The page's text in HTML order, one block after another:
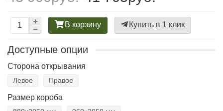
В корзину Купить в 1 клик
Доступные опции
Сторона открывания
Левое Правое
Размер короба